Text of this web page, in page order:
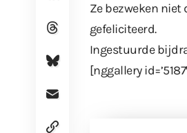
Ze bezweken niet
gefeliciteerd.
Ingestuurde
[nggallery